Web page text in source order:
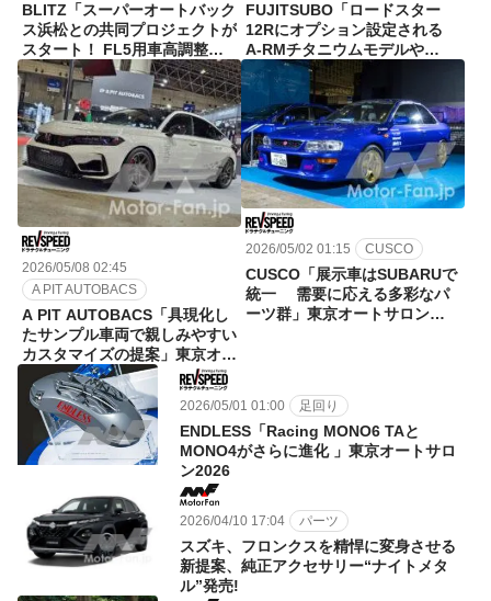
BLITZ「スーパーオートバック
ス浜松との共同プロジェクトが
スタート！ FL5用車高調整ス
プリングキットも展示」東京オ
ートサロン2026
FUJITSUBO「ロードスター
12Rにオプション設定される
A-RMチタニウムモデルや
FD3S用レガリスも展示」東京
オートサロン2026
2026/05/08 02:45
A PIT AUTOBACS
A PIT AUTOBACS「具現化し
たサンプル車両で親しみやすい
カスタマイズの提案」東京オー
トサロン2026
2026/05/02 01:15 CUSCO
CUSCO「展示車はSUBARUで
統一 需要に応える多彩なパ
ーツ群」東京オートサロン
2026/05/01 01:00 足回り
ENDLESS「Racing MONO6 TAと
MONO4がさらに進化 」東京オートサロ
ン2026
2026/04/10 17:04 パーツ
スズキ、フロンクスを精悍に変身させる
新提案、純正アクセサリー“ナイトメタ
ル”発売!